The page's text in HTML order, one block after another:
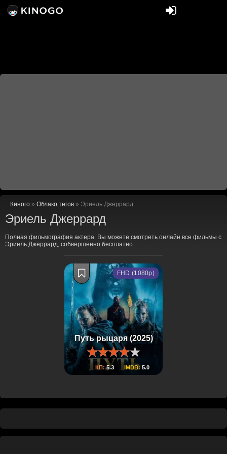
Киного » Облако тегов » Эриель Джеррард
Эриель Джеррард
Полная фильмография актера. Вы можете смотреть онлайн все фильмы с
Эриель Джеррард, собвершенно бесплатно.
Путь рыцаря (2025)
КП:5.3 IMDB: 5.0
FHD (1080p)